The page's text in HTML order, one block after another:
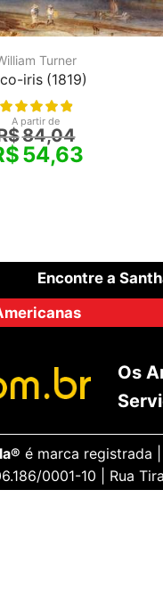
Turner
iris (1819)
A partir de
84,04
54,63
Encontre a
Os
é marca registrada |
0001-10 | Rua